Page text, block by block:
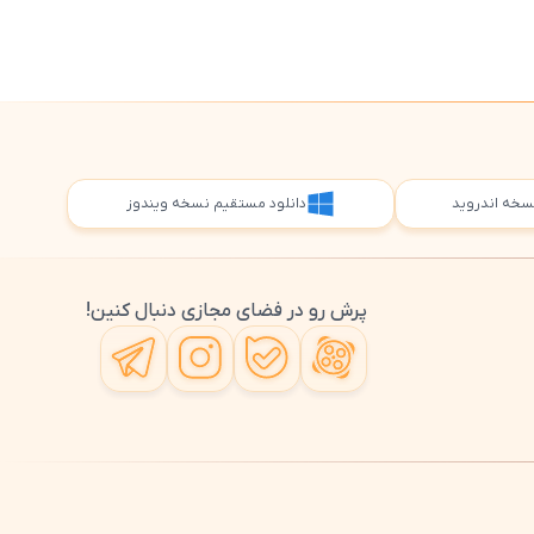
نسخه اندروید دانلود مستقیم نسخه ویندوز
پرش رو در فضای مجازی دنبال کنین!